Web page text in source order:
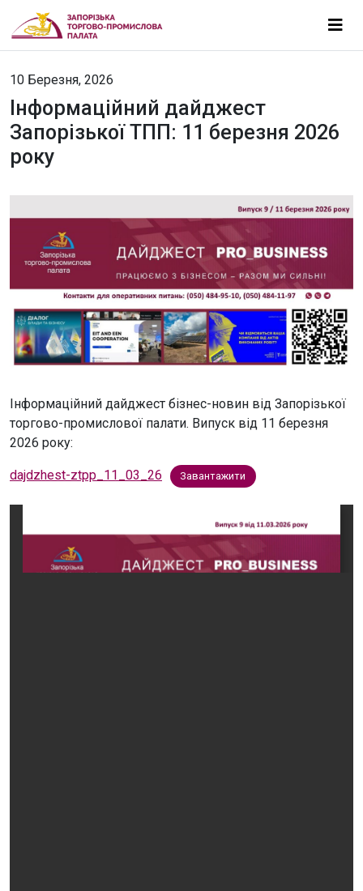
10 Березня, 2026
Інформаційний дайджест
Запорізької ТПП: 11 березня 2026
року
Інформаційний дайджест бізнес-новин від Запорізької
торгово-промислової палати. Випуск від 11 березня
2026 року:
dajdzhest-ztpp_11_03_26 Завантажити